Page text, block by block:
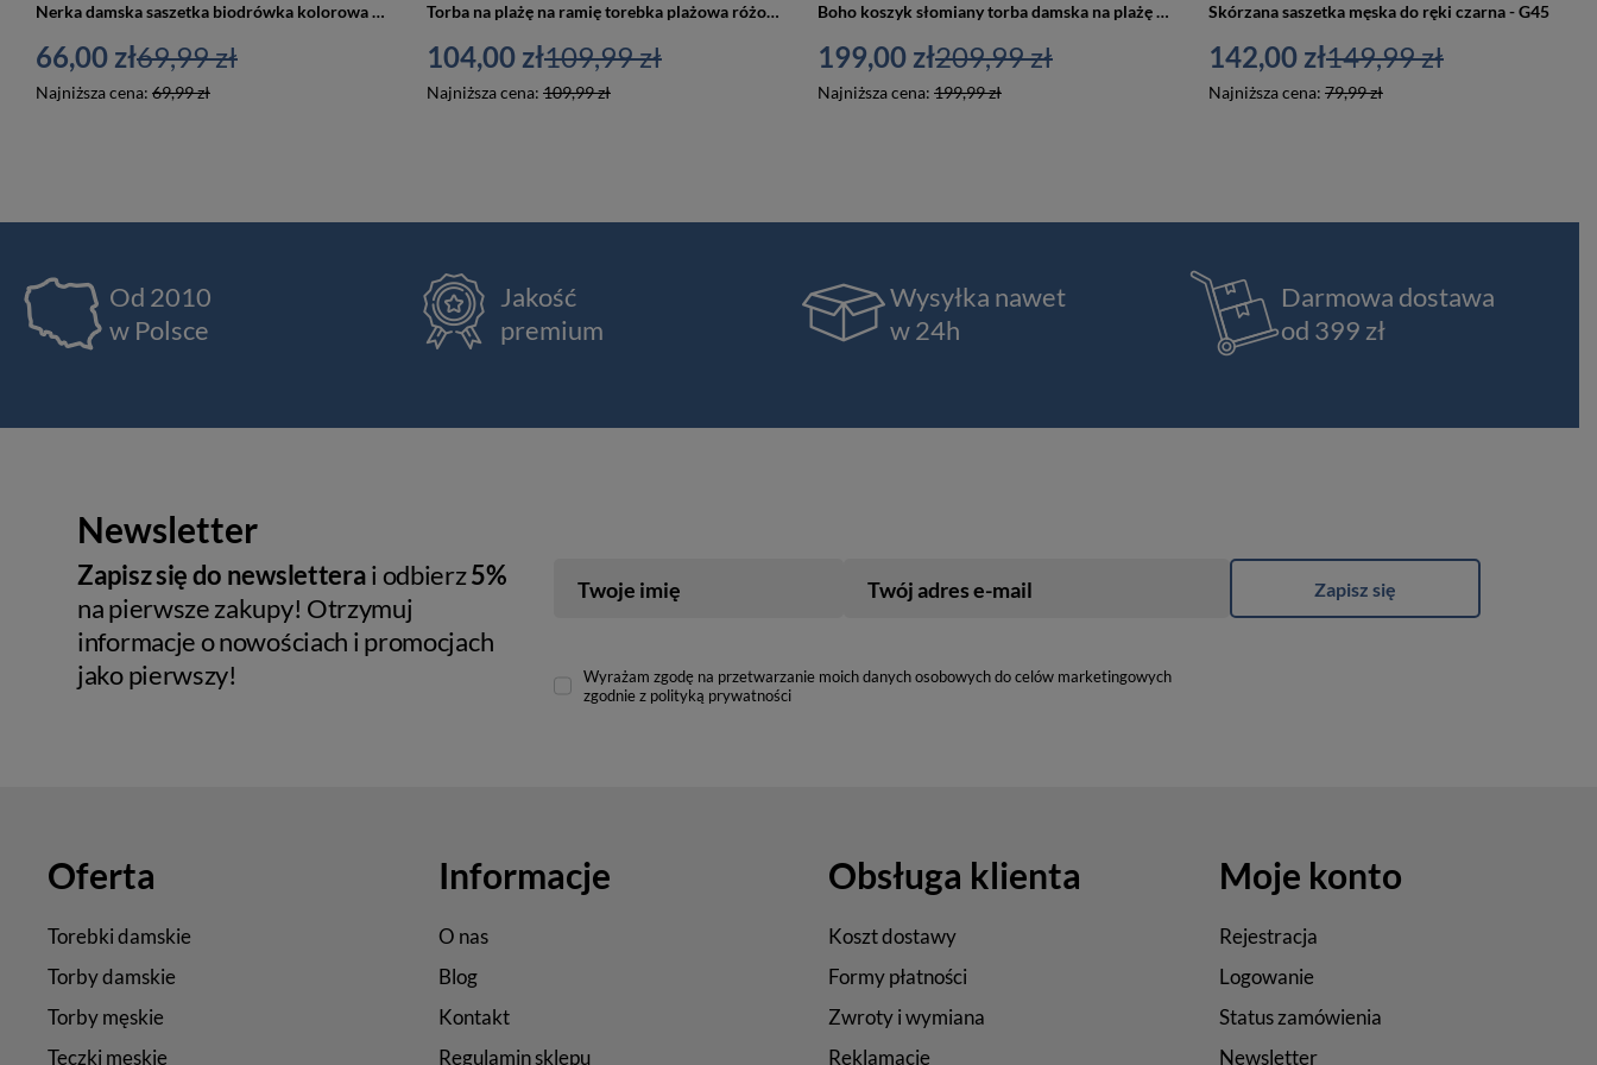
Nerka damska saszetka biodrówka kolorowa B12
66,00 zł
Najniższa cena: 69,99 zł
69,99 zł
Torba na plażę na ramię torebka plażowa różowa - Versoli Tor-k-1-lightpink
104,00 zł
Najniższa cena: 109,99 zł
109,99 zł
Boho koszyk słomiany torba damska na plażę lato beżowa - Tor-pb-13
199,00 zł
Najniższa cena: 199,99 zł
209,99 zł
Skórzana saszetka męska do ręki czarna - G45
142,00 zł
Najniższa cena: 79,99 zł
149,99 zł
Od 2010
w Polsce
Jakość
premium
Wysyłka nawet
w 24h
Darmowa dostawa
od 399 zł
Newsletter
Zapisz się do newsletterai odbierz5%
na pierwsze zakupy! Otrzymuj
informacje o nowościach i promocjach
jako pierwszy!
Twoje imię Twój adres e-mail Zapisz się
Wyrażam zgodę na przetwarzanie moich danych osobowych do celów marketingowych
zgodnie z polityką prywatności
Oferta
Torebki damskie
Torby damskie
Torby męskie
Teczki męskie
Informacje
O nas
Blog
Kontakt
Regulamin sklepu
Obsługa klienta
Koszt dostawy
Formy płatności
Zwroty i wymiana
Reklamacje
Moje konto
Rejestracja
Logowanie
Status zamówienia
Newsletter